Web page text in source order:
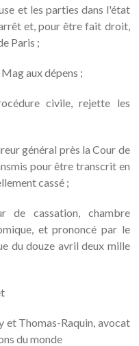
et les parties dans l'état
et, pour être fait droit,
Paris ;
aux dépens ;
civile, rejette les
général près la Cour de
pour être transcrit en
cassé ;
cassation, chambre
et prononcé par le
du douze avril deux mille
et Thomas-Raquin, avocat
du monde